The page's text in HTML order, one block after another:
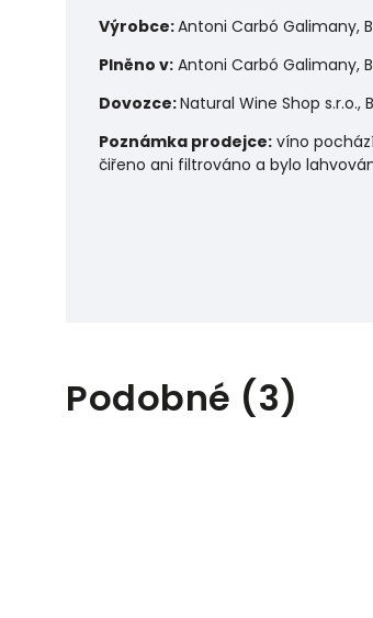
Výrobce:Antoni Carbó Galimany,
Plněno v: Antoni Carbó Galimany,
Dovozce:Natural Wine Shop s.r.o.,
Poznámka prodejce: víno
čiřeno ani filtrováno a bylo
Podobné (3)